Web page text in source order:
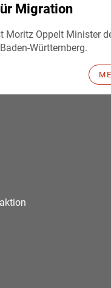
Migration
Moritz Oppelt Minister
Württemberg.